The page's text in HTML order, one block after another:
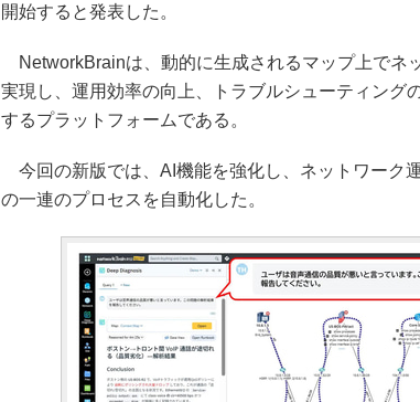
開始すると発表した。
NetworkBrainは、動的に生成されるマップ上でネ
実現し、運用効率の向上、トラブルシューティング
するプラットフォームである。
今回の新版では、AI機能を強化し、ネットワーク
の一連のプロセスを自動化した。